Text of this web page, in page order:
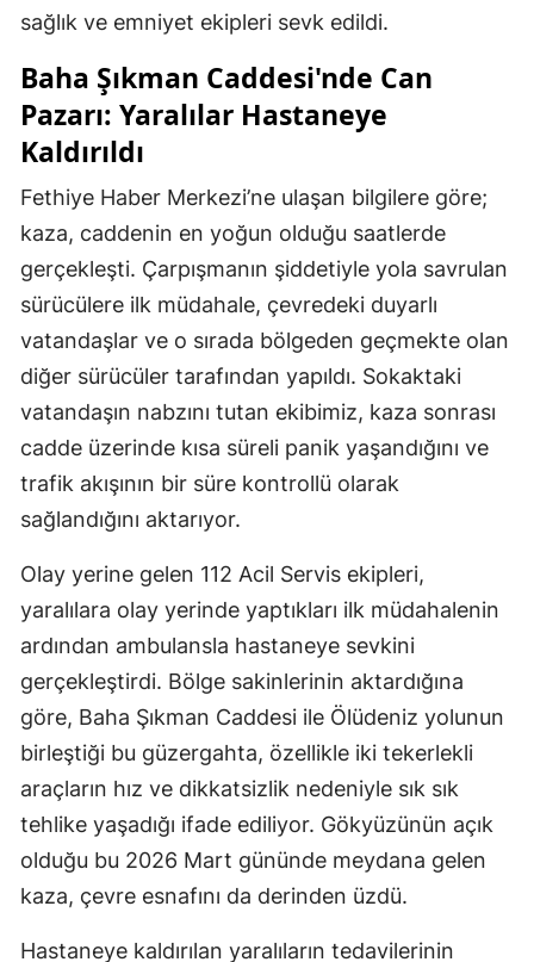
sağlık ve emniyet ekipleri sevk edildi.
Baha Şıkman Caddesi'nde Can
Pazarı: Yaralılar Hastaneye
Kaldırıldı
Fethiye Haber Merkezi’ne ulaşan bilgilere göre;
kaza, caddenin en yoğun olduğu saatlerde
gerçekleşti. Çarpışmanın şiddetiyle yola savrulan
sürücülere ilk müdahale, çevredeki duyarlı
vatandaşlar ve o sırada bölgeden geçmekte olan
diğer sürücüler tarafından yapıldı. Sokaktaki
vatandaşın nabzını tutan ekibimiz, kaza sonrası
cadde üzerinde kısa süreli panik yaşandığını ve
trafik akışının bir süre kontrollü olarak
sağlandığını aktarıyor.
Olay yerine gelen 112 Acil Servis ekipleri,
yaralılara olay yerinde yaptıkları ilk müdahalenin
ardından ambulansla hastaneye sevkini
gerçekleştirdi. Bölge sakinlerinin aktardığına
göre, Baha Şıkman Caddesi ile Ölüdeniz yolunun
birleştiği bu güzergahta, özellikle iki tekerlekli
araçların hız ve dikkatsizlik nedeniyle sık sık
tehlike yaşadığı ifade ediliyor. Gökyüzünün açık
olduğu bu 2026 Mart gününde meydana gelen
kaza, çevre esnafını da derinden üzdü.
Hastaneye kaldırılan yaralıların tedavilerinin